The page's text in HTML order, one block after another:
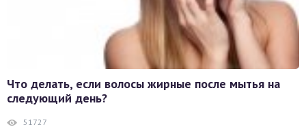
Что делать, если волосы жирные после мытья на
следующий день?
51727